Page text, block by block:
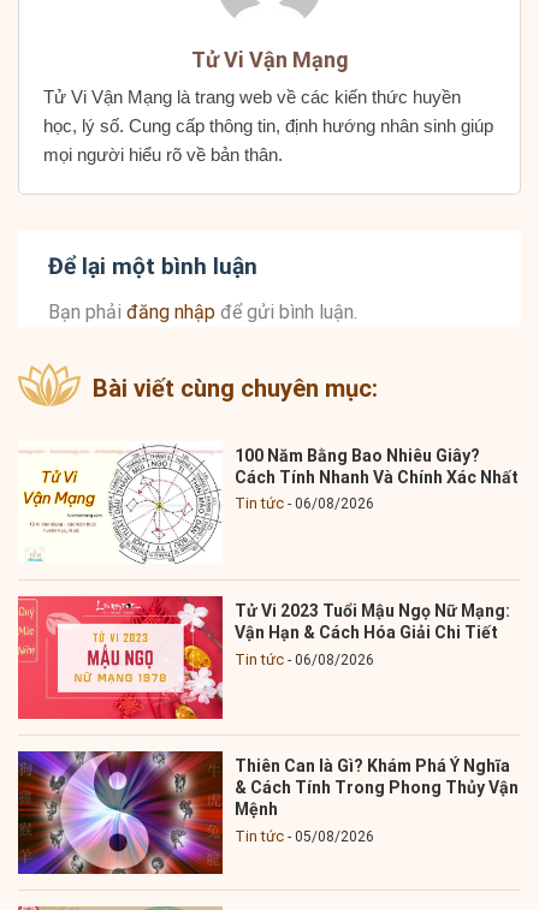
Tử Vi Vận Mạng
Tử Vi Vận Mạng là trang web về các kiến thức huyền
học, lý số. Cung cấp thông tin, định hướng nhân sinh giúp
mọi người hiểu rõ về bản thân.
Để lại một bình luận
Bạn phải đăng nhập để gửi bình luận.
Bài viết cùng chuyên mục:
100 Năm Bằng Bao Nhiêu Giây?
Cách Tính Nhanh Và Chính Xác Nhất
Tin tức 06/08/2026
Tử Vi 2023 Tuổi Mậu Ngọ Nữ Mạng:
Vận Hạn & Cách Hóa Giải Chi Tiết
Tin tức 06/08/2026
Thiên Can là Gì? Khám Phá Ý Nghĩa
& Cách Tính Trong Phong Thủy Vận
Mệnh
Tin tức 05/08/2026